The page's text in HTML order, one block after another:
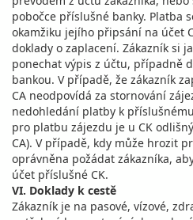
pobočce příslušné banky. Platba
okamžiku jejího připsání na účet
doklady o zaplacení. Zákazník si
ponechat výpis z účtu, případně
bankou. V případě, že zákazník
CA neodpovídá za stornování
nedohledání platby k
pro platbu zájezdu je u CK
CA). V případě, kdy může hrozit
oprávněna požádat zákazníka,
účet příslušné CK.
VI. Doklady k cestě
Zákazník je na pasové, vízové,